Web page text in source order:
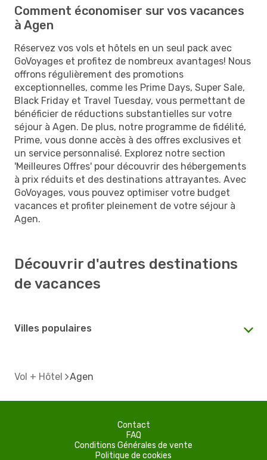
Comment économiser sur vos vacances
à Agen
Réservez vos vols et hôtels en un seul pack avec
GoVoyages et profitez de nombreux avantages! Nous
offrons régulièrement des promotions
exceptionnelles, comme les Prime Days, Super Sale,
Black Friday et Travel Tuesday, vous permettant de
bénéficier de réductions substantielles sur votre
séjour à Agen. De plus, notre programme de fidélité,
Prime, vous donne accès à des offres exclusives et
un service personnalisé. Explorez notre section
'Meilleures Offres' pour découvrir des hébergements
à prix réduits et des destinations attrayantes. Avec
GoVoyages, vous pouvez optimiser votre budget
vacances et profiter pleinement de votre séjour à
Agen.
Découvrir d'autres destinations
de vacances
Villes populaires
Vol + Hôtel Agen
Contact
FAQ
Conditions Générales de vente
Politique de cookies